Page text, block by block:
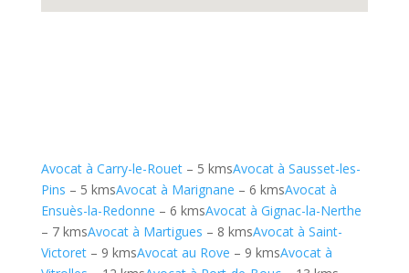
Avocat à Carry-le-Rouet– 5 kmsAvocat à Sausset-les-
Pins – 5 kmsAvocat à Marignane – 6 kmsAvocat à
Ensuès-la-Redonne – 6 kmsAvocat à Gignac-la-Nerthe
– 7 kmsAvocat à Martigues – 8 kmsAvocat à Saint-
Victoret– 9 kmsAvocat au Rove – 9 kmsAvocat à